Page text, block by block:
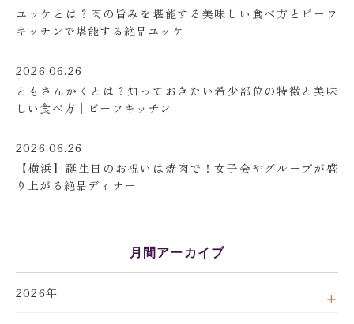
ユッケとは？肉の旨みを堪能する美味しい食べ方とビーフ
キッチンで堪能する絶品ユッケ
2026.06.26
ともさんかくとは？知っておきたい希少部位の特徴と美味
しい食べ方│ビーフキッチン
2026.06.26
【横浜】誕生日のお祝いは焼肉で！女子会やグループが盛
り上がる絶品ディナー
月間アーカイブ
2026年